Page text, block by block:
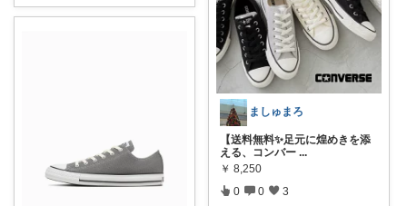
ましゅまろ
【送料無料✨足元に煌めきを添
える、コンバー ...
￥ 8,250
0 0 3